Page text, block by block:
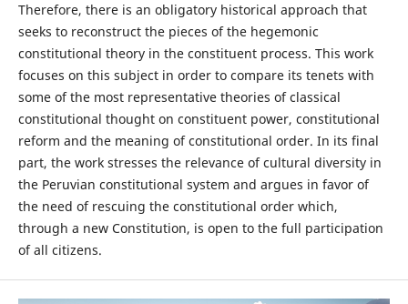
Therefore, there is an obligatory historical approach that
seeks to reconstruct the pieces of the hegemonic
constitutional theory in the constituent process. This work
focuses on this subject in order to compare its tenets with
some of the most representative theories of classical
constitutional thought on constituent power, constitutional
reform and the meaning of constitutional order. In its final
part, the work stresses the relevance of cultural diversity in
the Peruvian constitutional system and argues in favor of
the need of rescuing the constitutional order which,
through a new Constitution, is open to the full participation
of all citizens.